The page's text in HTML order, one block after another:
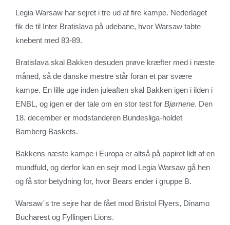
Legia Warsaw har sejret i tre ud af fire kampe. Nederlaget
fik de til Inter Bratislava på udebane, hvor Warsaw tabte
knebent med 83-89.
Bratislava skal Bakken desuden prøve kræfter med i næste
måned, så de danske mestre står foran et par svære
kampe. En lille uge inden juleaften skal Bakken igen i ilden i
ENBL, og igen er der tale om en stor test for Bjørnene. Den
18. december er modstanderen Bundesliga-holdet
Bamberg Baskets.
Bakkens næste kampe i Europa er altså på papiret lidt af en
mundfuld, og derfor kan en sejr mod Legia Warsaw gå hen
og få stor betydning for, hvor Bears ender i gruppe B.
Warsaw´s tre sejre har de fået mod Bristol Flyers, Dinamo
Bucharest og Fyllingen Lions.